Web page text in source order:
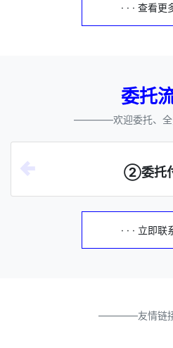
· · · 查看更
委托
————欢迎委托、
②委托
· · · 立即联
————友情